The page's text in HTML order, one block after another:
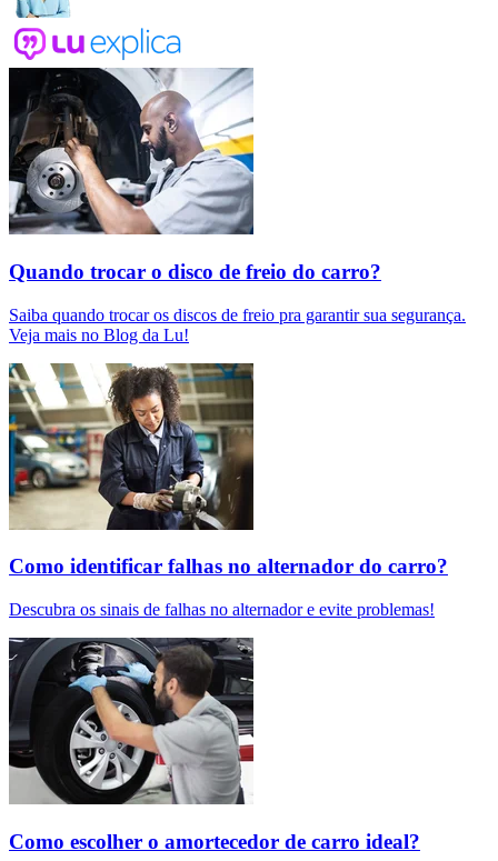
Quando trocar o disco de freio do carro?
Saiba quando trocar os discos de freio pra garantir sua segurança.
Veja mais no Blog da Lu!
Como identificar falhas no alternador do carro?
Descubra os sinais de falhas no alternador e evite problemas!
Como escolher o amortecedor de carro ideal?